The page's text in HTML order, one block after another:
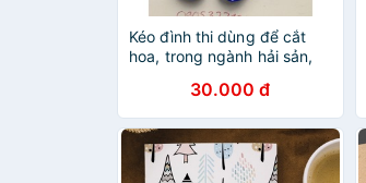
Kéo đình thi dùng để cắt
hoa, trong ngành hải sản,
30.000 đ